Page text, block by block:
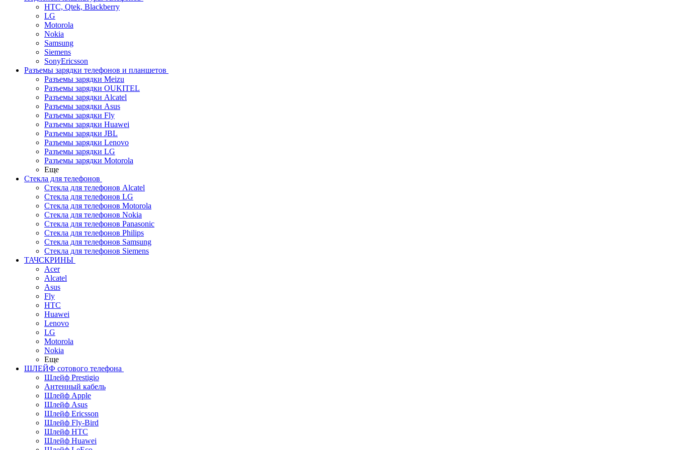
HTC, Qtek, Blackberry
LG
Motorola
Nokia
Samsung
Siemens
SonyEricsson
Разъемы зарядки телефонов и планшетов
Разъемы зарядки Meizu
Разъемы зарядки OUKITEL
Разъемы зарядки Alcatel
Разъемы зарядки Asus
Разъемы зарядки Fly
Разъемы зарядки Huawei
Разъемы зарядки JBL
Разъемы зарядки Lenovo
Разъемы зарядки LG
Разъемы зарядки Motorola
Еще
Стекла для телефонов
Стекла для телефонов Alcatel
Стекла для телефонов LG
Стекла для телефонов Motorola
Стекла для телефонов Nokia
Стекла для телефонов Panasonic
Стекла для телефонов Philips
Стекла для телефонов Samsung
Стекла для телефонов Siemens
ТАЧСКРИНЫ
Acer
Alcatel
Asus
Fly
HTC
Huawei
Lenovo
LG
Motorola
Nokia
Еще
ШЛЕЙФ сотового телефона
Шлейф Prestigio
Антенный кабель
Шлейф Apple
Шлейф Asus
Шлейф Ericsson
Шлейф Fly-Bird
Шлейф HTC
Шлейф Huawei